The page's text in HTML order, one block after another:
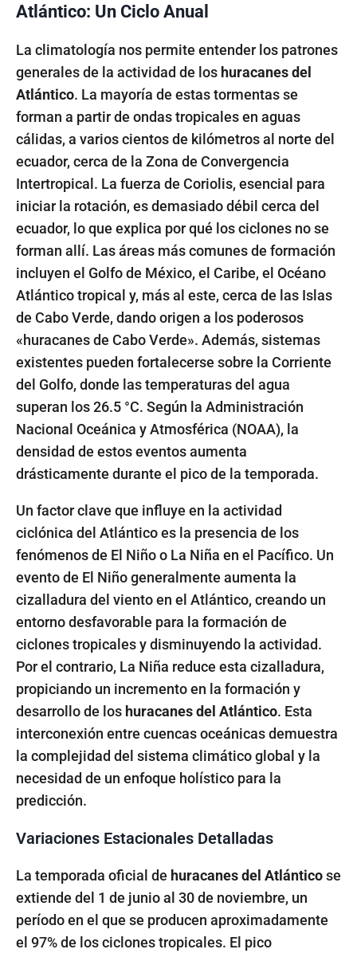
Atlántico: Un Ciclo Anual
La climatología nos permite entender los patrones
generales de la actividad de los huracanes del
Atlántico. La mayoría de estas tormentas se
forman a partir de ondas tropicales en aguas
cálidas, a varios cientos de kilómetros al norte del
ecuador, cerca de la Zona de Convergencia
Intertropical. La fuerza de Coriolis, esencial para
iniciar la rotación, es demasiado débil cerca del
ecuador, lo que explica por qué los ciclones no se
forman allí. Las áreas más comunes de formación
incluyen el Golfo de México, el Caribe, el Océano
Atlántico tropical y, más al este, cerca de las Islas
de Cabo Verde, dando origen a los poderosos
«huracanes de Cabo Verde». Además, sistemas
existentes pueden fortalecerse sobre la Corriente
del Golfo, donde las temperaturas del agua
superan los 26.5 °C. Según la Administración
Nacional Oceánica y Atmosférica (NOAA), la
densidad de estos eventos aumenta
drásticamente durante el pico de la temporada.
Un factor clave que influye en la actividad
ciclónica del Atlántico es la presencia de los
fenómenos de El Niño o La Niña en el Pacífico. Un
evento de El Niño generalmente aumenta la
cizalladura del viento en el Atlántico, creando un
entorno desfavorable para la formación de
ciclones tropicales y disminuyendo la actividad.
Por el contrario, La Niña reduce esta cizalladura,
propiciando un incremento en la formación y
desarrollo de los huracanes del Atlántico. Esta
interconexión entre cuencas oceánicas demuestra
la complejidad del sistema climático global y la
necesidad de un enfoque holístico para la
predicción.
Variaciones Estacionales Detalladas
La temporada oficial de huracanes del Atlánticose
extiende del 1 de junio al 30 de noviembre, un
período en el que se producen aproximadamente
el 97% de los ciclones tropicales. El pico